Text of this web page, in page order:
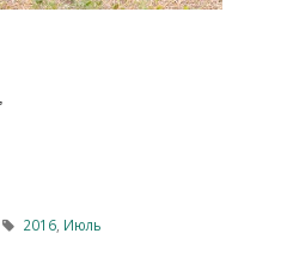
2016 Июль